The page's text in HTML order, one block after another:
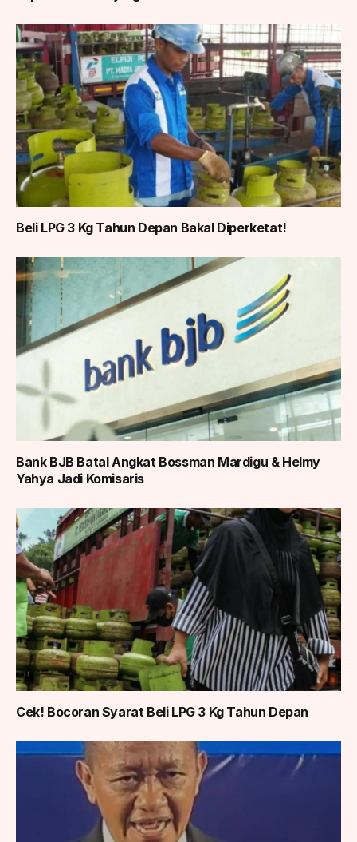
Beli LPG 3 Kg Tahun Depan Bakal Diperketat!
Bank BJB Batal Angkat Bossman Mardigu & Helmy
Yahya Jadi Komisaris
Cek! Bocoran Syarat Beli LPG 3 Kg Tahun Depan